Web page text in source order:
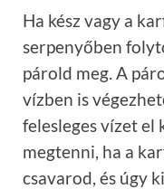
Ha kész vagy a
serpenyőben
párold meg. A
vízben is
felesleges vízet
megtenni, ha a
csavarod, és úgy